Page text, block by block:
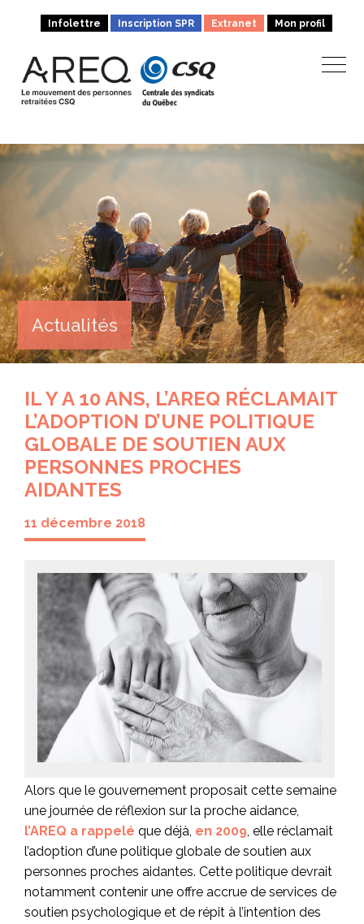
Infolettre Inscription SPR Extranet Mon profil
Actualités
IL Y A 10 ANS, L’AREQ RÉCLAMAIT
L’ADOPTION D’UNE POLITIQUE
GLOBALE DE SOUTIEN AUX
PERSONNES PROCHES
AIDANTES
11 décembre 2018
Alors que le gouvernement proposait cette semaine
une journée de réflexion sur la proche aidance,
l’AREQ a rappelé que déjà, en 2009, elle réclamait
l’adoption d’une politique globale de soutien aux
personnes proches aidantes. Cette politique devrait
notamment contenir une offre accrue de services de
soutien psychologique et de répit à l’intention des